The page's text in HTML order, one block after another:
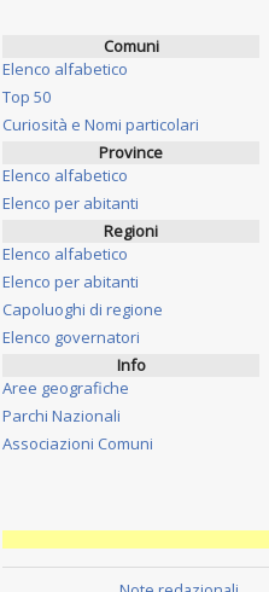
Comuni
Elenco alfabetico
Top 50
Curiosità e Nomi particolari
Province
Elenco alfabetico
Elenco per abitanti
Regioni
Elenco alfabetico
Elenco per abitanti
Capoluoghi di regione
Elenco governatori
Info
Aree geografiche
Parchi Nazionali
Associazioni Comuni